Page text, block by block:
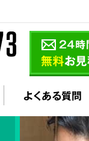
よくある質問